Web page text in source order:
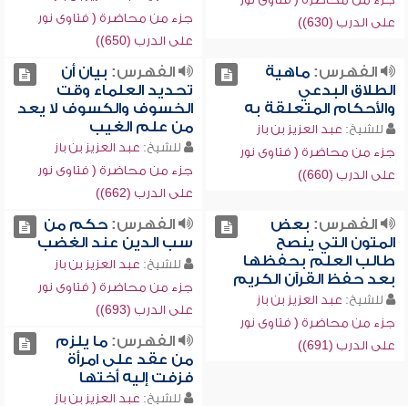
على الدرب (630))
جزء من محاضرة ( فتاوى نور
على الدرب (650))
الفهرس:ماهية
الطلاق البدعي
والأحكام المتعلقة به
للشيخ: عبد العزيز بن باز
جزء من محاضرة ( فتاوى نور
على الدرب (660))
الفهرس: بيان أن
تحديد العلماء وقت
الخسوف والكسوف لا يعد
من علم الغيب
للشيخ: عبد العزيز بن باز
جزء من محاضرة ( فتاوى نور
على الدرب (662))
الفهرس: بعض
المتون التي ينصح
طالب العلم بحفظها
بعد حفظ القرآن الكريم
للشيخ: عبد العزيز بن باز
جزء من محاضرة ( فتاوى نور
على الدرب (691))
الفهرس:حكم من
سب الدين عند الغضب
للشيخ: عبد العزيز بن باز
جزء من محاضرة ( فتاوى نور
على الدرب (693))
الفهرس:ما يلزم
من عقد على امرأة
فزفت إليه أختها
للشيخ: عبد العزيز بن باز